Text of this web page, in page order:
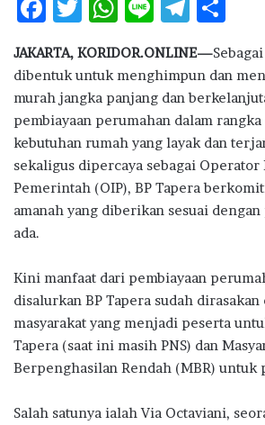
F
e
b
o
o
k
T
it
te
r
W
at
s
A
p
p
Li
e
T
e
g
ra
m
ar
e
JAKARTA, KORIDOR.ONLINE—
dibentuk untuk menghimpun dan
murah jangka panjang dan
pembiayaan perumahan dalam
kebutuhan rumah yang layak dan
sekaligus dipercaya sebagai Operator
Pemerintah (OIP), BP Tapera
amanah yang diberikan sesuai
ada.
Kini manfaat dari pembiayaan
disalurkan BP Tapera sudah
masyarakat yang menjadi peserta
Tapera (saat ini masih PNS) dan
Berpenghasilan Rendah (MBR) untuk
Salah satunya ialah Via Octaviani,